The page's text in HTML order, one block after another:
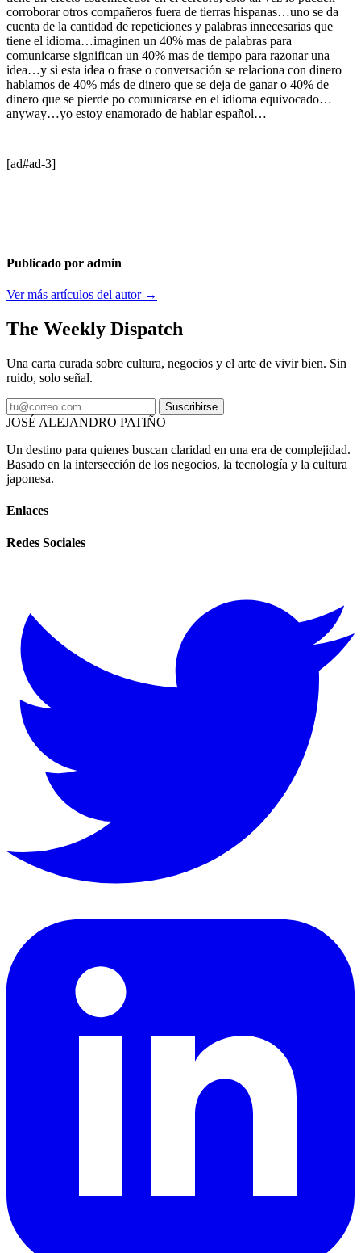
corroborar otros compañeros fuera de tierras hispanas…uno se da
cuenta de la cantidad de repeticiones y palabras innecesarias que
tiene el idioma…imaginen un 40% mas de palabras para
comunicarse significan un 40% mas de tiempo para razonar una
idea…y si esta idea o frase o conversación se relaciona con dinero
hablamos de 40% más de dinero que se deja de ganar o 40% de
dinero que se pierde po comunicarse en el idioma equivocado…
anyway…yo estoy enamorado de hablar español…
[ad#ad-3]
Publicado por admin
Ver más artículos del autor →
The Weekly Dispatch
Una carta curada sobre cultura, negocios y el arte de vivir bien. Sin
ruido, solo señal.
Suscribirse
JOSÉ ALEJANDRO PATIÑO
Un destino para quienes buscan claridad en una era de complejidad.
Basado en la intersección de los negocios, la tecnología y la cultura
japonesa.
Enlaces
Redes Sociales